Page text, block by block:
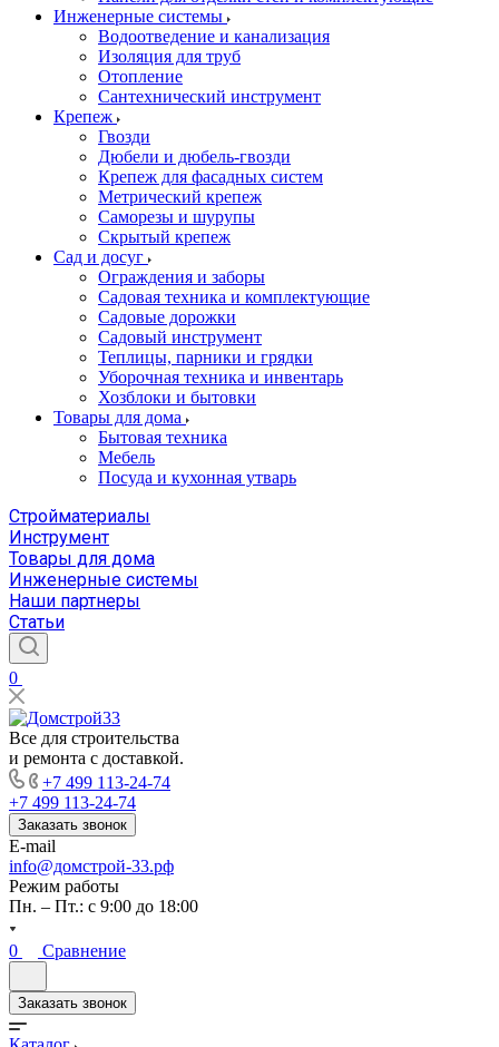
Инженерные системы
Водоотведение и канализация
Изоляция для труб
Отопление
Сантехнический инструмент
Крепеж
Гвозди
Дюбели и дюбель-гвозди
Крепеж для фасадных систем
Метрический крепеж
Саморезы и шурупы
Скрытый крепеж
Сад и досуг
Ограждения и заборы
Садовая техника и комплектующие
Садовые дорожки
Садовый инструмент
Теплицы, парники и грядки
Уборочная техника и инвентарь
Хозблоки и бытовки
Товары для дома
Бытовая техника
Мебель
Посуда и кухонная утварь
Стройматериалы
Инструмент
Товары для дома
Инженерные системы
Наши партнеры
Статьи
0
Все для строительства
и ремонта с доставкой.
+7 499 113-24-74
+7 499 113-24-74
Заказать звонок
E-mail
info@домстрой-33.рф
Режим работы
Пн. – Пт.: с 9:00 до 18:00
0 Сравнение
Заказать звонок